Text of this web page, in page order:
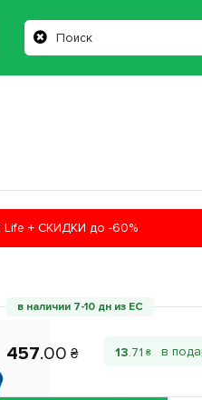
+ СКИДКИ до -60%
в наличии 7-10 дн из ЕС
457.00 ₴ 13.71 ₴